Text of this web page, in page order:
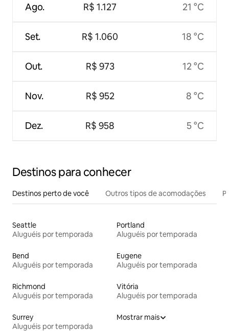
Ago.
Set.
Out.
Nov.
Dez.
R$ 1.127
R$ 1.060
R$ 973
R$ 952
R$ 958
21 °C
18 °C
12 °C
8 °C
5 °C
Destinos para conhecer
Destinos perto de você Outros tipos de acomodações
Seattle
Aluguéis por temporada
Portland
Aluguéis por temporada
Bend
Aluguéis por temporada
Eugene
Aluguéis por temporada
Richmond
Aluguéis por temporada
Vitória
Aluguéis por temporada
Surrey
Aluguéis por temporada
Mostrar mais